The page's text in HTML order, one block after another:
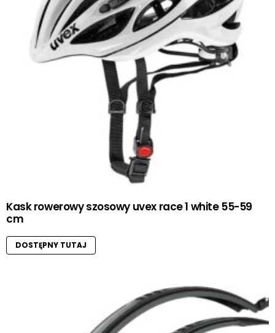
Kask rowerowy szosowy uvex race 1 white 55-59
cm
DOSTĘPNY TUTAJ